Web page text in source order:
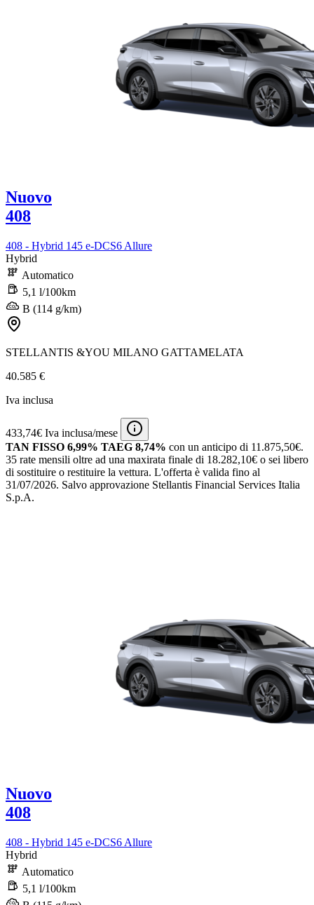
Nuovo
408
408 - Hybrid 145 e-DCS6 Allure
Hybrid
Automatico
5,1 l/100km
B (114 g/km)
STELLANTIS &YOU MILANO GATTAMELATA
40.585 €
Iva inclusa
433,74€ Iva inclusa/mese
TAN FISSO 6,99% TAEG 8,74% con un anticipo di 11.875,50€.
35 rate mensili oltre ad una maxirata finale di 18.282,10€ o sei libero
di sostituire o restituire la vettura. L'offerta è valida fino al
31/07/2026. Salvo approvazione Stellantis Financial Services Italia
S.p.A.
Nuovo
408
408 - Hybrid 145 e-DCS6 Allure
Hybrid
Automatico
5,1 l/100km